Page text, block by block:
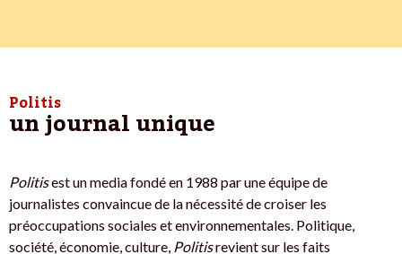
Politis
un journal unique
Politisest un media fondé en 1988 par une équipe de
journalistes convaincue de la nécessité de croiser les
préoccupations sociales et environnementales. Politique,
société, économie, culture, Politisrevient sur les faits